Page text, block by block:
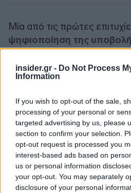
insider.gr - Do Not Process
Information
If you wish to opt-out of the sale,
processing of your personal or
targeted advertising by us, please
section to confirm your selection.
opt-out request is processed you
interest-based ads based on
us or personal information
your opt-out. You may separately
disclosure of your personal
Μία από τις πρώτες
ψηφιοποίηση της
Μέχρι το 2014, το 96% των
φορολογουμένων υπέβαλλε
δηλώσεις ΦΠΑ, έναντι 65%
στόχευαν στη βελτίωση
μεγάλες επιχειρήσεις,
φορολογουμένους και
ναποδείχθηκαν
Αυτό, σύμφωνα με το
μεταρρυθμίσεων που δεν
επαρκώς ζητήματα